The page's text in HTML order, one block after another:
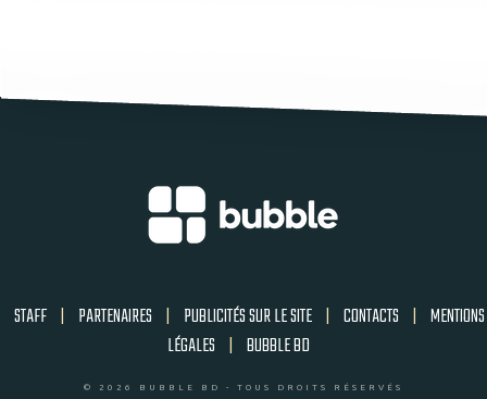
STAFF | PARTENAIRES | PUBLICITÉS SUR LE SITE | CONTACTS | MENTIONS
LÉGALES | BUBBLE BD
© 2026 BUBBLE BD - TOUS DROITS RÉSERVÉS